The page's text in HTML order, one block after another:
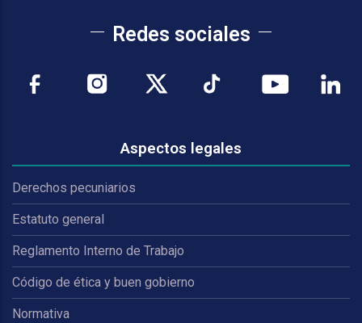
Redes sociales
Aspectos legales
Derechos pecuniarios
Estatuto general
Reglamento Interno de Trabajo
Código de ética y buen gobierno
Normativa